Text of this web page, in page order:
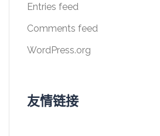
Entries feed
Comments feed
WordPress.org
友情链接